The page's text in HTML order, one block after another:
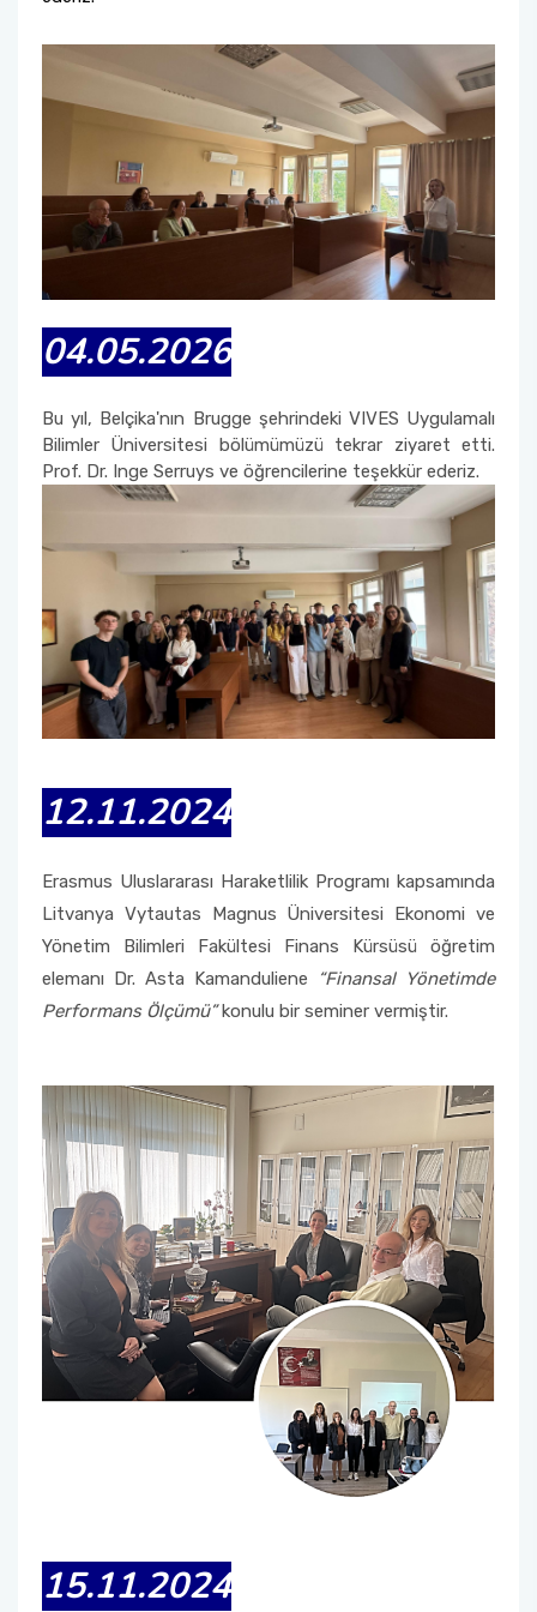
04.05.2026
Bu yıl, Belçika'nın Brugge şehrindeki VIVES Uygulamalı
Bilimler Üniversitesi bölümümüzü tekrar ziyaret etti.
Prof. Dr. Inge Serruys ve öğrencilerine teşekkür ederiz.
12.11.2024
Erasmus Uluslararası Haraketlilik Programı kapsamında
Litvanya Vytautas Magnus Üniversitesi Ekonomi ve
Yönetim Bilimleri Fakültesi Finans Kürsüsü öğretim
elemanı Dr. Asta Kamanduliene
“Finansal Yönetimde
Performans Ölçümü”konulu bir seminer vermiştir.
15.11.2024